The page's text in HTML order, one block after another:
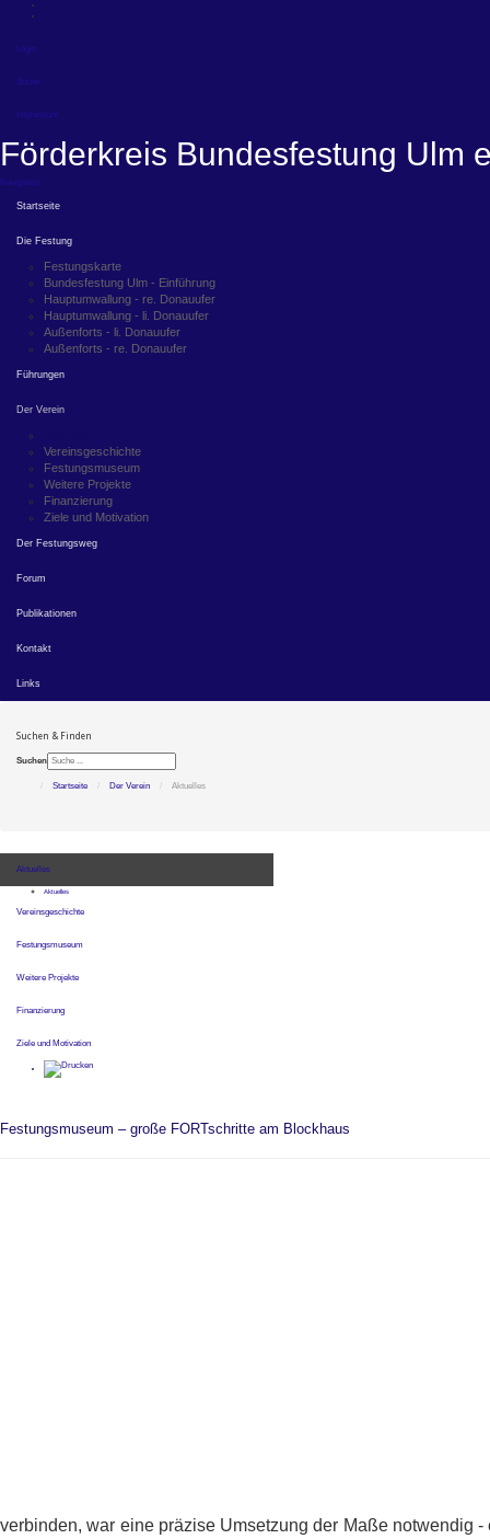
Login
Suche
Impressum
Förderkreis Bundesfestung Ulm
Navigation
Startseite
Die Festung
Festungskarte
Bundesfestung Ulm - Einführung
Hauptumwallung - re. Donauufer
Hauptumwallung - li. Donauufer
Außenforts - li. Donauufer
Außenforts - re. Donauufer
Führungen
Der Verein
Vereinsgeschichte
Festungsmuseum
Weitere Projekte
Finanzierung
Ziele und Motivation
Der Festungsweg
Forum
Publikationen
Kontakt
Links
Suchen & Finden
Suchen
Startseite Der Verein Aktuelles
Aktuelles
Aktuelles
Vereinsgeschichte
Festungsmuseum
Weitere Projekte
Finanzierung
Ziele und Motivation
Festungsmuseum – große FORTschritte am Blockhaus
verbinden, war eine präzise Umsetzung der Maße notwendig